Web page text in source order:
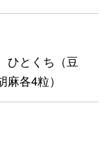
ひとくち（豆
各4粒）